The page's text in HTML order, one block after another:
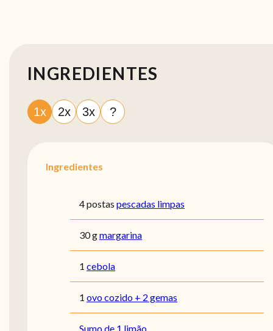
INGREDIENTES
1x 2x 3x ?
Ingredientes
4 postas pescadas limpas
30 gmargarina
1 cebola
1 ovo cozido + 2 gemas
Sumo de 1 limão